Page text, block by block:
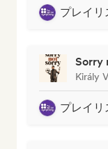
プレイリ
Sorry
Király
プレイリ